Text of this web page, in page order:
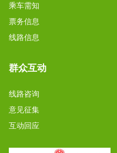
乘车需知
票务信息
线路信息
群众互动
线路咨询
意见征集
互动回应